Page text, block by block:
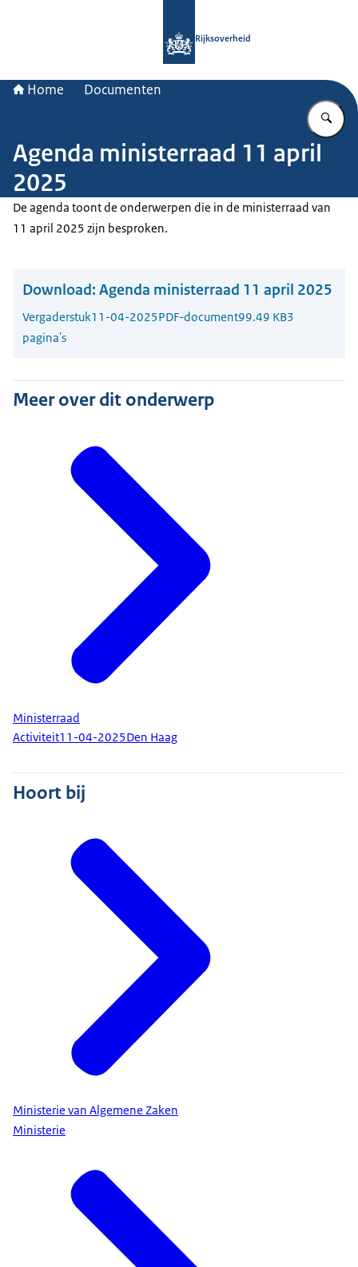
Rijksoverheid
Home Documenten
Agenda ministerraad 11 april
2025
De agenda toont de onderwerpen die in de ministerraad van
11 april 2025 zijn besproken.
Download: Agenda ministerraad 11 april 2025
Vergaderstuk11-04-2025PDF-document99.49 KB3
pagina's
Meer over dit onderwerp
Ministerraad
Activiteit11-04-2025Den Haag
Hoort bij
Ministerie van Algemene Zaken
Ministerie